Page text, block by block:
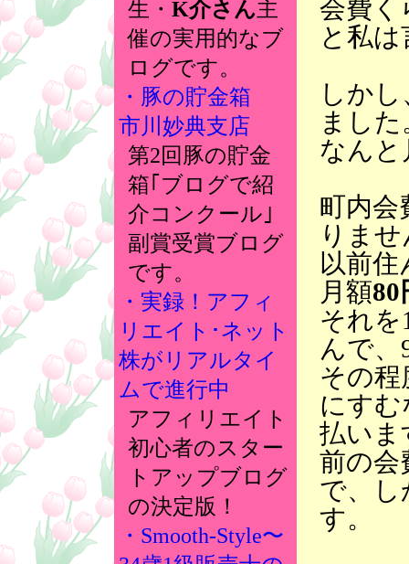
生・ K介さん主
催の実用的なブ
ログです。
・豚の貯金箱
市川妙典支店
第2回豚の貯金
箱｢ブログで紹
介コンクール｣
副賞受賞ブログ
です。
・実録！アフィ
リエイト･ネット
株がリアルタイ
ムで進行中
アフィリエイト
初心者のスター
トアップブログ
の決定版！
・Smooth-Style〜
会費く
と私
しか
ました
なんと
町内会
りま
以前
月額80
それを
んで、
その
にすむ
払いま
前の会
で、
す。